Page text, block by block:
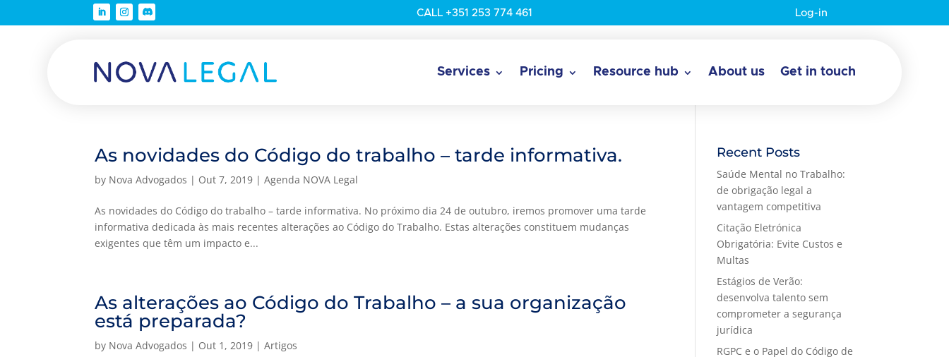
CALL +351 253 774 461 Log-in
Services Pricing Resource hub About us Get in touch
As novidades do Código do trabalho – tarde informativa.
by Nova Advogados | Out 7, 2019 |Agenda NOVA Legal
As novidades do Código do trabalho – tarde informativa. No próximo dia 24 de outubro, iremos promover uma tarde
informativa dedicada às mais recentes alterações ao Código do Trabalho. Estas alterações constituem mudanças
exigentes que têm um impacto e...
As alterações ao Código do Trabalho – a sua organização
está preparada?
by Nova Advogados | Out 1, 2019 |Artigos
Recent Posts
Saúde Mental no Trabalho:
de obrigação legal a
vantagem competitiva
Citação Eletrónica
Obrigatória: Evite Custos e
Multas
Estágios de Verão:
desenvolva talento sem
comprometer a segurança
jurídica
RGPC e o Papel do Código de